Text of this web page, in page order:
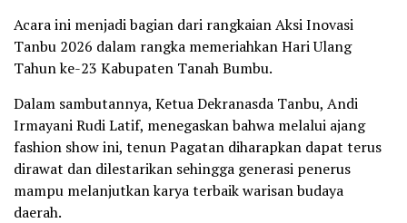
Acara ini menjadi bagian dari rangkaian Aksi Inovasi
Tanbu 2026 dalam rangka memeriahkan Hari Ulang
Tahun ke-23 Kabupaten Tanah Bumbu.
Dalam sambutannya, Ketua Dekranasda Tanbu, Andi
Irmayani Rudi Latif, menegaskan bahwa melalui ajang
fashion show ini, tenun Pagatan diharapkan dapat terus
dirawat dan dilestarikan sehingga generasi penerus
mampu melanjutkan karya terbaik warisan budaya
daerah.